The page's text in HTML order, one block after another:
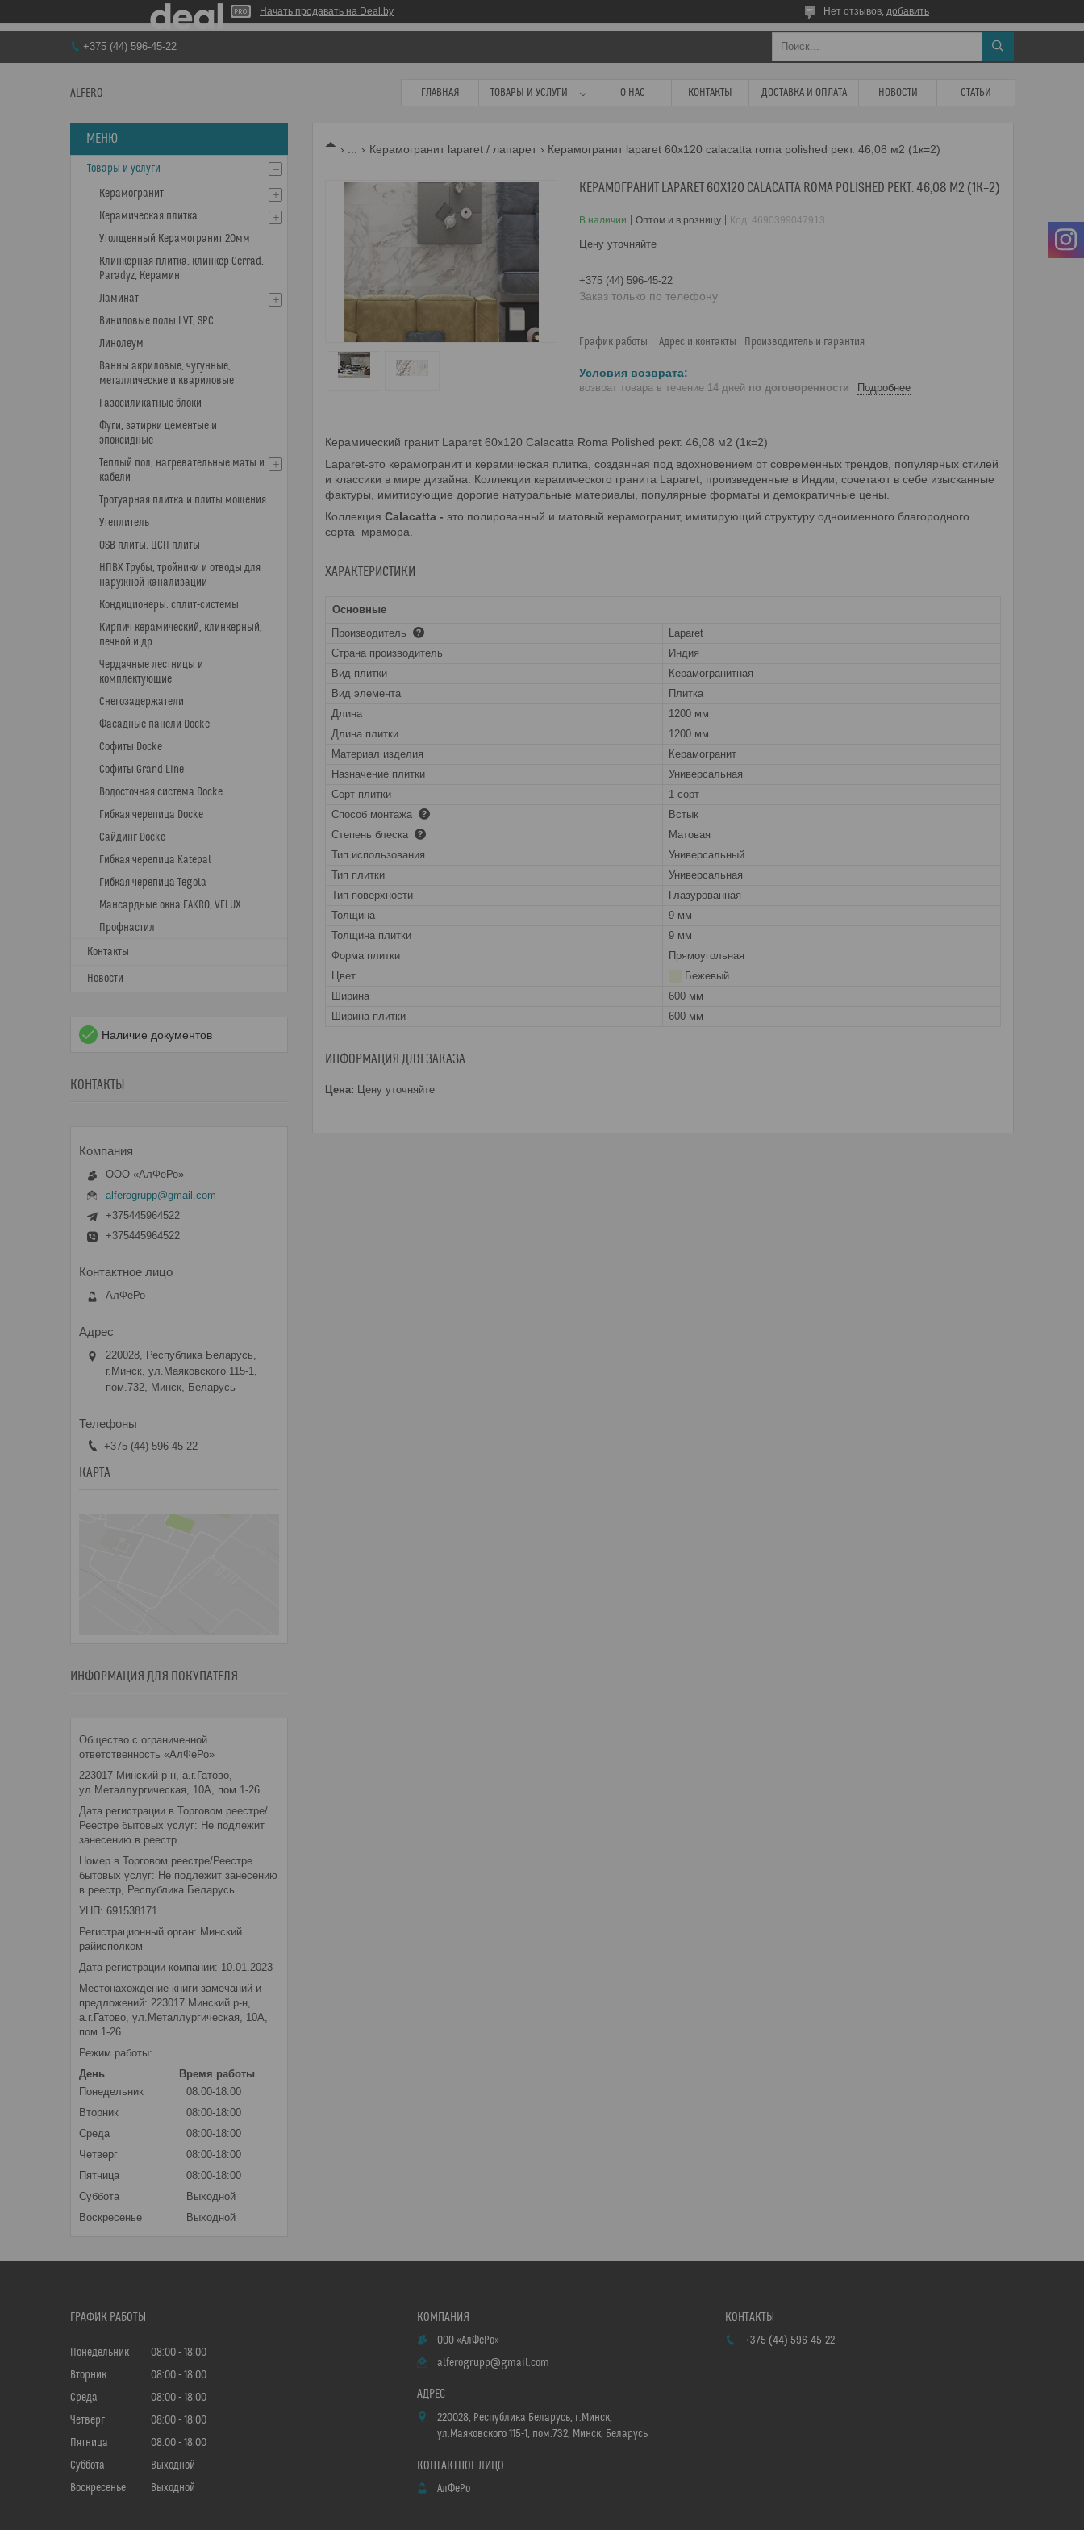
Начать продавать на Deal.by Нет отзывов, добавить
+375 (44) 596-45-22
ALFERO ГЛАВНАЯ ТОВАРЫ И УСЛУГИ О НАС КОНТАКТЫ ДОСТАВКА И ОПЛАТА НОВОСТИ СТАТЬИ
Керамогранит laparet / лапарет Керамогранит laparet 60x120 calacatta roma polished рект. 46,08 м2 (1к=2)
КЕРАМОГРАНИТ LAPARET 60X120 CALACATTA ROMA POLISHED РЕКТ. 46,08 М2 (1К=2)
В наличии Оптом и в розницу Код: 4690399047913
Цену уточняйте
+375 (44) 596-45-22
Заказ только по телефону
График работы Адрес и контакты Производитель и гарантия
возврат товара в течение 14 дней по договоренности Подробнее
Керамический гранит Laparet 60x120 Calacatta Roma Polished рект. 46,08 м2 (1к=2)
Laparet-это керамогранит и керамическая плитка, созданная под вдохновением от современных трендов, популярных стилей
и классики в мире дизайна. Коллекции керамического гранита Laparet, произведенные в Индии, сочетают в себе изысканные
фактуры, имитирующие дорогие натуральные материалы, популярные форматы и демократичные цены.
Коллекция Calacatta - это полированный и матовый керамогранит, имитирующий структуру одноименного благородного
сорта мрамора.
ХАРАКТЕРИСТИКИ
Основные
Производитель
Laparet
Страна производитель
Индия
Вид плитки
Керамогранитная
Вид элемента
Плитка
Длина
1200 мм
Длина плитки
1200 мм
Материал изделия
Керамогранит
Назначение плитки
Универсальная
Сорт плитки
1 сорт
Способ монтажа
Встык
Степень блеска
Матовая
Тип использования
Универсальный
Тип плитки
Универсальная
Тип поверхности
Глазурованная
Толщина
9 мм
Толщина плитки
9 мм
Форма плитки
Прямоугольная
Цвет
Бежевый
Ширина
600 мм
Ширина плитки
600 мм
ИНФОРМАЦИЯ ДЛЯ ЗАКАЗА
Цена: Цену уточняйте
Товары и услуги
Керамогранит
Керамическая плитка
Утолщенный Керамогранит 20мм
Клинкерная плитка, клинкер Cerrad,
Paradyz, Керамин
Ламинат
Виниловые полы LVT, SPC
Линолеум
Ванны акриловые, чугунные,
металлические и квариловые
Газосиликатные блоки
Фуги, затирки цементые и
эпоксидные
Теплый пол, нагревательные маты и
кабели
Тротуарная плитка и плиты мощения
Утеплитель
OSB плиты, ЦСП плиты
НПВХ Трубы, тройники и отводы для
наружной канализации
Кондиционеры. сплит-системы
Кирпич керамический, клинкерный,
печной и др.
Чердачные лестницы и
комплектующие
Снегозадержатели
Фасадные панели Docke
Софиты Docke
Софиты Grand Line
Водосточная система Docke
Гибкая черепица Docke
Сайдинг Docke
Гибкая черепица Katepal
Гибкая черепица Tegola
Мансардные окна FAKRO, VELUX
Профнастил
Контакты
Новости
Наличие документов
КОНТАКТЫ
ООО «АлФеРо»
alferogrupp@gmail.com
+375445964522
+375445964522
АлФеРо
220028, Республика Беларусь,
г.Минск, ул.Маяковского 115-1,
пом.732, Минск, Беларусь
+375 (44) 596-45-22
КАРТА
ИНФОРМАЦИЯ ДЛЯ ПОКУПАТЕЛЯ
Общество с ограниченной
ответственность «АлФеРо»
223017 Минский р-н, а.г.Гатово,
ул.Металлургическая, 10А, пом.1-26
Дата регистрации в Торговом реестре/
Реестре бытовых услуг: Не подлежит
занесению в реестр
Номер в Торговом реестре/Реестре
бытовых услуг: Не подлежит занесению
в реестр, Республика Беларусь
УНП: 691538171
Регистрационный орган: Минский
райисполком
Дата регистрации компании: 10.01.2023
Местонахождение книги замечаний и
предложений: 223017 Минский р-н,
а.г.Гатово, ул.Металлургическая, 10А,
пом.1-26
Режим работы:
День
Время работы
Понедельник
08:00-18:00
Вторник
08:00-18:00
Среда
08:00-18:00
Четверг
08:00-18:00
Пятница
08:00-18:00
Суббота
Выходной
Воскресенье
Выходной
ГРАФИК РАБОТЫ
Понедельник 08:00
18:00
Вторник
08:00
18:00
Среда
08:00
18:00
Четверг
08:00
18:00
Пятница
08:00
18:00
Суббота
Выходной
Воскресенье
Выходной
ООО «АлФеРо»
alferogrupp@gmail.com
220028, Республика Беларусь, г.Минск,
ул.Маяковского 115-1, пом.732, Минск, Беларусь
АлФеРо
+375 (44) 596-45-22